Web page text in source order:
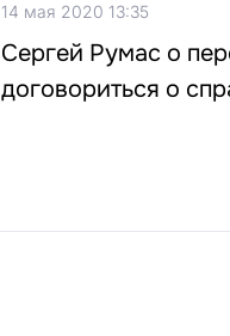
14 мая 2020 13:35
Сергей Румас о
договориться о